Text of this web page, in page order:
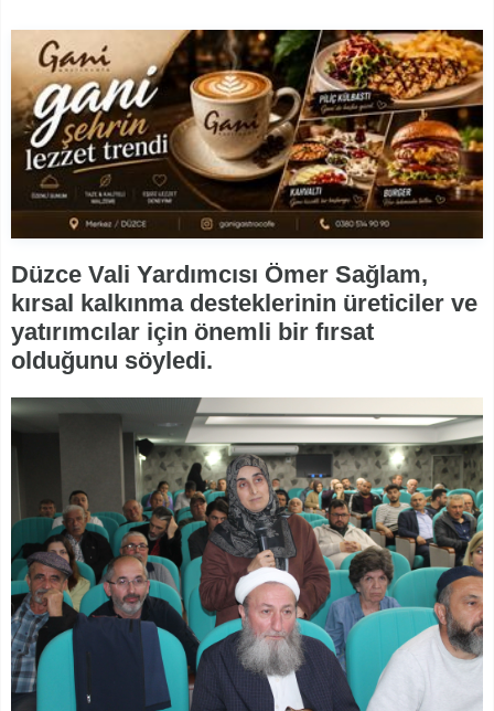
Düzce Vali Yardımcısı Ömer Sağlam,
kırsal kalkınma desteklerinin üreticiler ve
yatırımcılar için önemli bir fırsat
olduğunu söyledi.